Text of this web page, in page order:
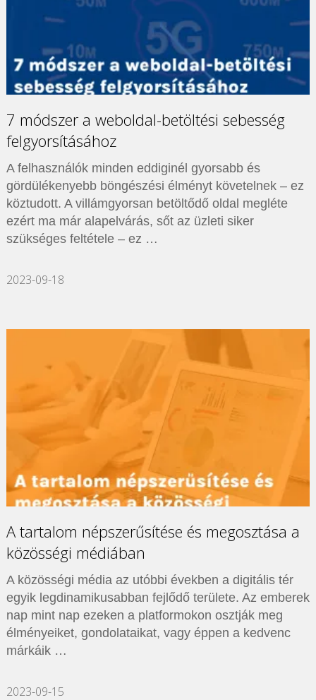
7 módszer a weboldal-betöltési sebesség
felgyorsításához
A felhasználók minden eddiginél gyorsabb és
gördülékenyebb böngészési élményt követelnek – ez
köztudott. A villámgyorsan betöltődő oldal megléte
ezért ma már alapelvárás, sőt az üzleti siker
szükséges feltétele – ez …
2023-09-18
A tartalom népszerűsítése és megosztása a
közösségi médiában
A közösségi média az utóbbi években a digitális tér
egyik legdinamikusabban fejlődő területe. Az emberek
nap mint nap ezeken a platformokon osztják meg
élményeiket, gondolataikat, vagy éppen a kedvenc
márkáik …
2023-09-15